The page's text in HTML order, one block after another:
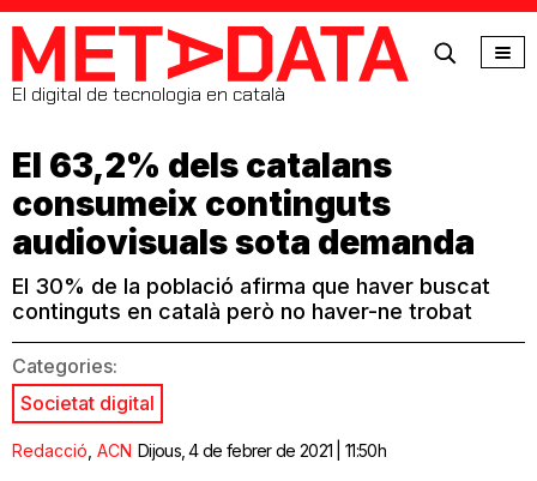
MetaData
El digital de tecnologia en català
El 63,2% dels catalans
consumeix continguts
audiovisuals sota demanda
El 30% de la població afirma que haver buscat
continguts en català però no haver-ne trobat
Categories:
Societat digital
Redacció ACN Dijous, 4 de febrer de 2021 | 11:50h